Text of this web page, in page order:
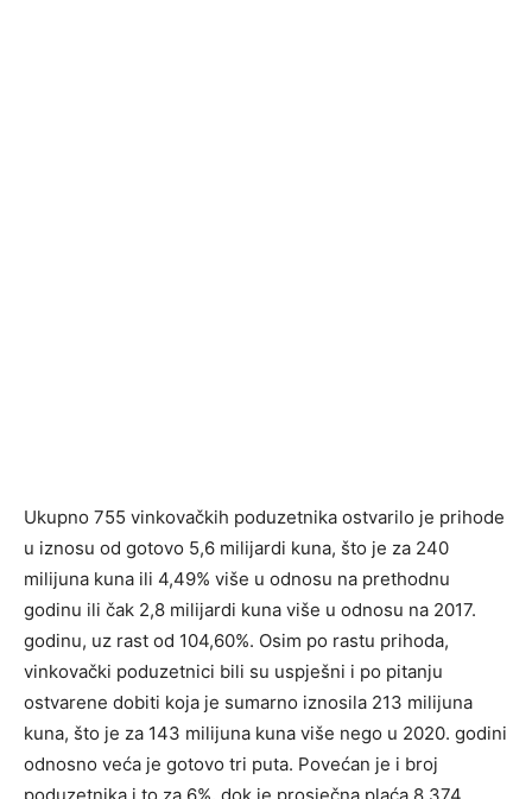
Ukupno 755 vinkovačkih poduzetnika ostvarilo je prihode
u iznosu od gotovo 5,6 milijardi kuna, što je za 240
milijuna kuna ili 4,49% više u odnosu na prethodnu
godinu ili čak 2,8 milijardi kuna više u odnosu na 2017.
godinu, uz rast od 104,60%. Osim po rastu prihoda,
vinkovački poduzetnici bili su uspješni i po pitanju
ostvarene dobiti koja je sumarno iznosila 213 milijuna
kuna, što je za 143 milijuna kuna više nego u 2020. godini
odnosno veća je gotovo tri puta. Povećan je i broj